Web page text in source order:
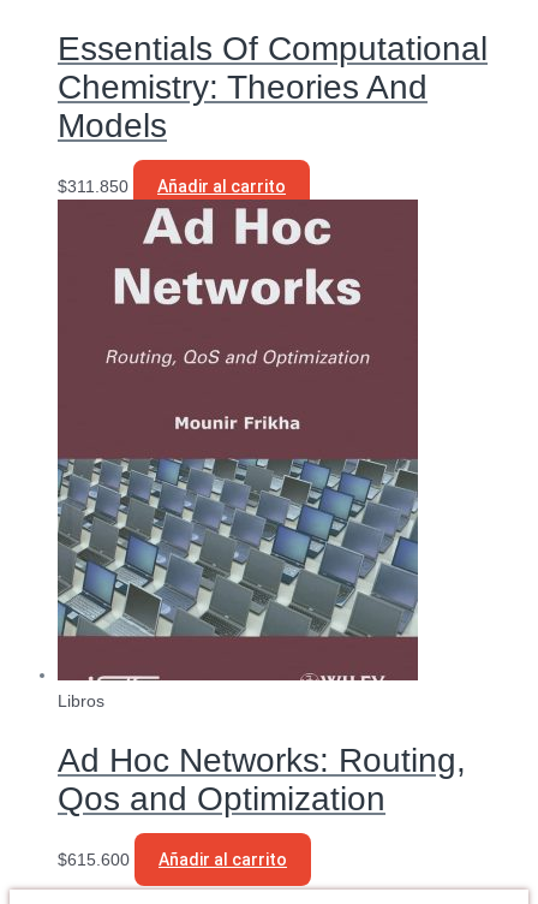
Essentials Of Computational
Chemistry: Theories And
Models
$311.850 Añadir al carrito
Libros
Ad Hoc Networks: Routing,
Qos and Optimization
$615.600 Añadir al carrito